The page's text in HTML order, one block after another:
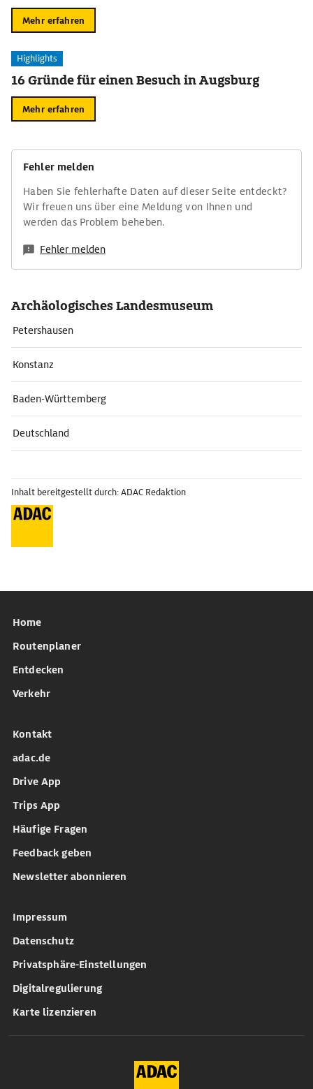
Mehr erfahren
Highlights
16 Gründe für einen Besuch in Augsburg
Mehr erfahren
Fehler melden
Haben Sie fehlerhafte Daten auf dieser Seite entdeckt?
Wir freuen uns über eine Meldung von Ihnen und
werden das Problem beheben.
Fehler melden
Archäologisches Landesmuseum
Petershausen
Konstanz
Baden-Württemberg
Deutschland
Inhalt bereitgestellt durch: ADAC Redaktion
Home
Routenplaner
Entdecken
Verkehr
Kontakt
adac.de
Drive App
Trips App
Häufige Fragen
Feedback geben
Newsletter abonnieren
Impressum
Datenschutz
Privatsphäre-Einstellungen
Digitalregulierung
Karte lizenzieren